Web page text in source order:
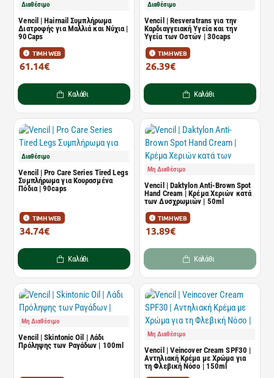
Διαθέσιμο
Vencil | Hairnail Συμπλήρωμα
Διατροφής για Μαλλιά και Νύχια |
90Caps
ΤΙΜΗ WEB
61.14€
Καλάθι
Διαθέσιμο
Vencil | Resveratrans για την
Καρδιαγγειακή Υγεία και την
Υγεία των Οστών | 30caps
ΤΙΜΗ WEB
26.39€
Καλάθι
Διαθέσιμο
Vencil | Pro Care Series Tired Legs
Συμπλήρωμα για Κουρασμένα
Πόδια | 90caps
ΤΙΜΗ WEB
34.74€
Καλάθι
Μη Διαθέσιμο
Vencil | Daktylon Anti-Brown Spot
Hand Cream | Κρέμα Χεριών κατά
των Δυσχρωμιών | 50ml
ΤΙΜΗ WEB
13.89€
Καλάθι
Μη Διαθέσιμο
Vencil | Skintonic Oil | Λάδι
Πρόληψης των Ραγάδων | 100ml
Μη Διαθέσιμο
Vencil | Veincover Cream SPF30 |
Αντηλιακή Κρέμα με Χρώμα για
τη Φλεβική Νόσο | 150ml